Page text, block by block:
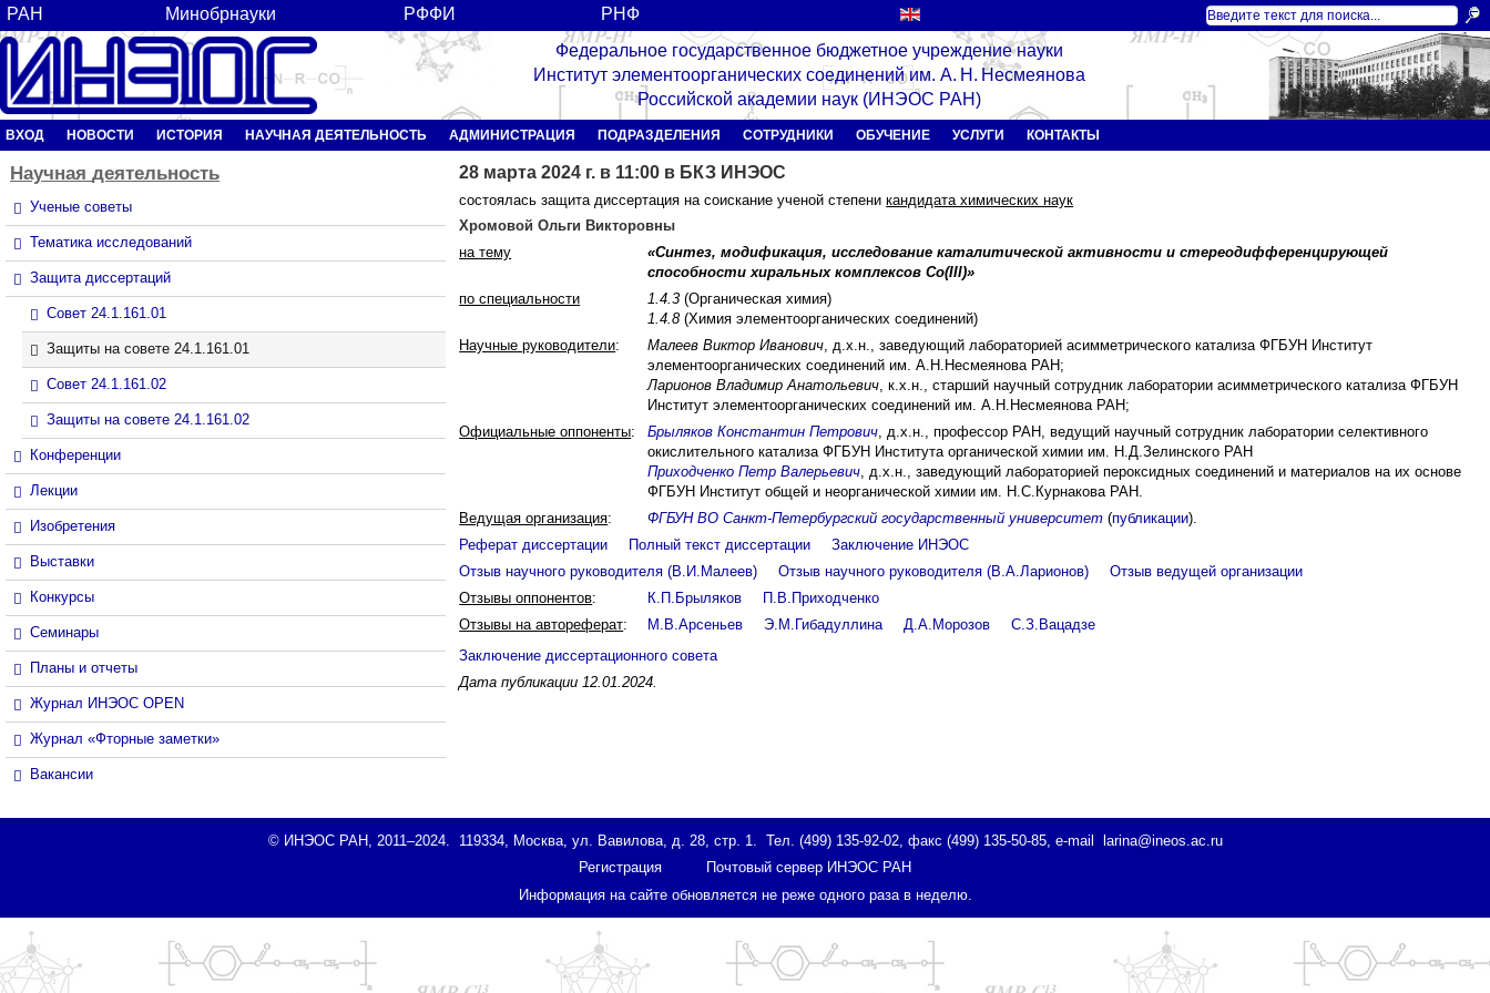
РАН Минобрнауки РФФИ
РНФ
Федеральное государственное бюджетное учреждение науки
Институт элементоорганических соединений им. А. Н. Несмеянова
Российской академии наук (ИНЭОС РАН)
ВХОД НОВОСТИ ИСТОРИЯ НАУЧНАЯ ДЕЯТЕЛЬНОСТЬ АДМИНИСТРАЦИЯ ПОДРАЗДЕЛЕНИЯ СОТРУДНИКИ ОБУЧЕНИЕ УСЛУГИ КОНТАКТЫ
Научная деятельность
Ученые советы
Тематика исследований
Защита диссертаций
Совет 24.1.161.01
Защиты на совете 24.1.161.01
Совет 24.1.161.02
Защиты на совете 24.1.161.02
Конференции
Лекции
Изобретения
Выставки
Конкурсы
Семинары
Планы и отчеты
Журнал ИНЭОС OPEN
Журнал «Фторные заметки»
Вакансии
28 марта 2024 г. в 11:00 в БКЗ ИНЭОС
состоялась защита диссертация на соискание ученой степеникандидата химических наук
Хромовой Ольги Викторовны
на тему
«Синтез, модификация, исследование каталитической активности и стереодифференцирующей
способности хиральных комплексов Co(III)»
по специальности
1.4.3 (Органическая химия)
1.4.8(Химия элементоорганических соединений)
Научные руководители: Малеев Виктор Иванович, д.х.н., заведующий лабораторией асимметрического катализа ФГБУН Институт
элементоорганических соединений им. А.Н.Несмеянова РАН;
Ларионов Владимир Анатольевич, к.х.н., старший научный сотрудник лаборатории асимметрического катализа ФГБУН
Институт элементоорганических соединений им. А.Н.Несмеянова РАН;
Официальные оппоненты: Брыляков Константин Петрович, д.х.н., профессор РАН, ведущий научный сотрудник лаборатории селективного
окислительного катализа ФГБУН Института органической химии им. Н.Д.Зелинского РАН
Приходченко Петр Валерьевич, д.х.н., заведующий лабораторией пероксидных соединений и материалов на их основе
ФГБУН Институт общей и неорганической химии им. Н.С.Курнакова РАН.
Ведущая организация: ФГБУН ВО Санкт-Петербургский государственный университет (публикации).
Реферат диссертации
Полный текст диссертации
Заключение ИНЭОС
Отзыв научного руководителя (В.И.Малеев)
Отзыв научного руководителя (В.А.Ларионов)
Отзыв ведущей организации
Отзывы оппонентов: К.П.Брыляков
П.В.Приходченко
Отзывы на автореферат: М.В.Арсеньев Э.М.Гибадуллина Д.А.Морозов
С.З.Вацадзе
Заключение диссертационного совета
Дата публикации 12.01.2024.
© ИНЭОС РАН, 2011–2024. 119334, Москва, ул. Вавилова, д. 28, стр. 1. Тел. (499) 135-92-02, факс (499) 135-50-85, e-mail
Регистрация
Почтовый сервер ИНЭОС РАН
Информация на сайте обновляется не реже одного раза в неделю.